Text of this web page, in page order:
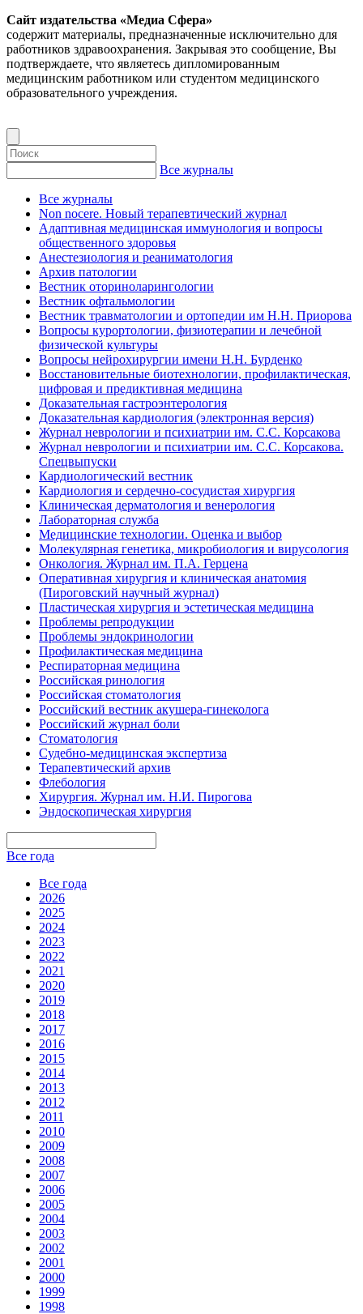
Сайт издательства «Медиа Сфера»
содержит материалы, предназначенные исключительно для
работников здравоохранения. Закрывая это сообщение, Вы
подтверждаете, что являетесь дипломированным
медицинским работником или студентом медицинского
образовательного учреждения.
Все журналы
Все журналы
Non nocere. Новый терапевтический журнал
Адаптивная медицинская иммунология и вопросы
общественного здоровья
Анестезиология и реаниматология
Архив патологии
Вестник оториноларингологии
Вестник офтальмологии
Вестник травматологии и ортопедии им Н.Н. Приорова
Вопросы курортологии, физиотерапии и лечебной
физической культуры
Вопросы нейрохирургии имени Н.Н. Бурденко
Восстановительные биотехнологии, профилактическая,
цифровая и предиктивная медицина
Доказательная гастроэнтерология
Доказательная кардиология (электронная версия)
Журнал неврологии и психиатрии им. С.С. Корсакова
Журнал неврологии и психиатрии им. С.С. Корсакова.
Спецвыпуски
Кардиологический вестник
Кардиология и сердечно-сосудистая хирургия
Клиническая дерматология и венерология
Лабораторная служба
Медицинские технологии. Оценка и выбор
Молекулярная генетика, микробиология и вирусология
Онкология. Журнал им. П.А. Герцена
Оперативная хирургия и клиническая анатомия
(Пироговский научный журнал)
Пластическая хирургия и эстетическая медицина
Проблемы репродукции
Проблемы эндокринологии
Профилактическая медицина
Респираторная медицина
Российская ринология
Российская стоматология
Российский вестник акушера-гинеколога
Российский журнал боли
Стоматология
Судебно-медицинская экспертиза
Терапевтический архив
Флебология
Хирургия. Журнал им. Н.И. Пирогова
Эндоскопическая хирургия
Все года
Все года
2026
2025
2024
2023
2022
2021
2020
2019
2018
2017
2016
2015
2014
2013
2012
2011
2010
2009
2008
2007
2006
2005
2004
2003
2002
2001
2000
1999
1998